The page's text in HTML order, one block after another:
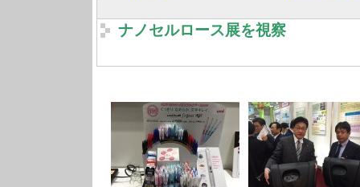
ナノセルロース展を視察